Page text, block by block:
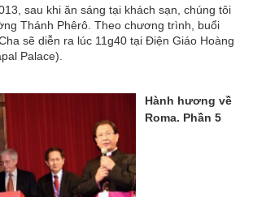
sau khi ăn sáng tại khách sạn, chúng tôi
Thánh Phêrô. Theo chương trình, buổi
sẽ diễn ra lúc 11g40 tại Điện Giáo Hoàng
Palace).
Hành hương về
Roma. Phần 5